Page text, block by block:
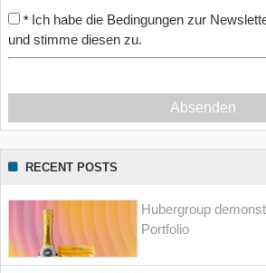
* Ich habe die Bedingungen zur
und stimme diesen zu.
Absenden
RECENT POSTS
Hubergroup
Portfolio